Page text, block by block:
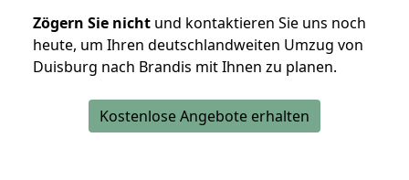
Zögern Sie nicht und kontaktieren Sie uns noch
heute, um Ihren deutschlandweiten Umzug von
Duisburg nach Brandis mit Ihnen zu planen.
Kostenlose Angebote erhalten